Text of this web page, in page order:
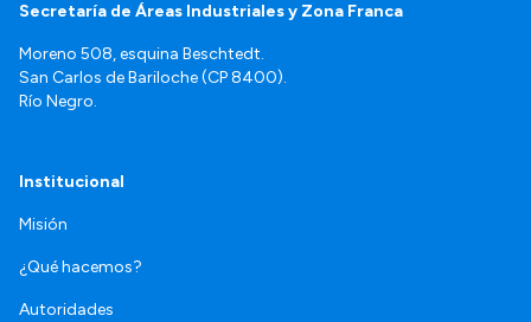
Secretaría de Áreas Industriales y Zona Franca
Moreno 508, esquina Beschtedt.
San Carlos de Bariloche (CP 8400).
Río Negro.
Institucional
Misión
¿Qué hacemos?
Autoridades